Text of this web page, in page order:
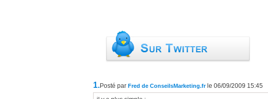
1.Posté par Fred de ConseilsMarketing.fr le 06/09/2009 15:45